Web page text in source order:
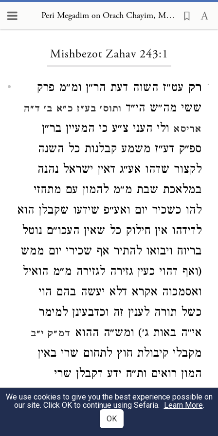
Peri Megadim on Orach Chayim, Mishbezot Zahav 243:1
Mishbezot Zahav 243:1
1 רק עט״ז השוה דעת הר״ן ומ״מ פרק
ששי מה״ש הי״ד ותוס׳ בע״ז כ״א ב׳ ד״ה
אריסא ולי העני צ״ע כי המעיין בר״ן
ספ״ק דע״ז משמע קבלנות כל השנה
לקצור שדהו אע״ג דאין ישראל נהנה
במלאכת שבת מ״מ להמון עם מתחזי
להו כשכיר יום ואע״פ שידעו שקבלן הוא
לדידהו אין חילוק כל שאין העכו״ם נוטל
בריוח ויבואו להתיר אף שכירי יום ממש
(ואף דהוי כעין גזירה לגזירה מ״מ הואיל
ואסמכוה אקרא דלא יעשה בהם הוי
כשל תורה לענין זה וכדבעינן למימר
אי״ה באות ג׳) ומש״ה ההוא דמ״ק י״ב
מקבלי קיבולת חוץ לתחום שרי באין
המון רואים ות״ח ידע דקבלן שרי
דבדנפשיה טרח אבל המגיד משנה שם
ותוס׳ משמע דקבלן לא מתחזי להו
We use cookies to give you the best experience possible on
our site. Click OK to continue using Sefaria. Learn More.
OK